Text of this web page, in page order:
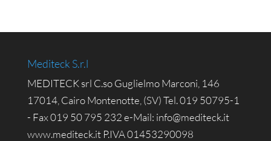
Mediteck S.r.l
MEDITECK srl C.so Guglielmo Marconi, 146
17014, Cairo Montenotte, (SV) Tel. 019 50795-1
- Fax 019 50 795 232 e-Mail: info@mediteck.it
www.mediteck.it P.IVA 01453290098